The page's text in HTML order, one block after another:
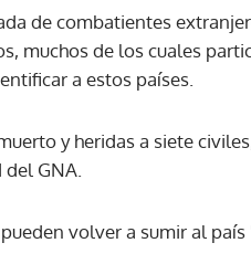
de combatientes
muchos de los cuales
a estos países.
y heridas a siete
GNA.
volver a sumir al país